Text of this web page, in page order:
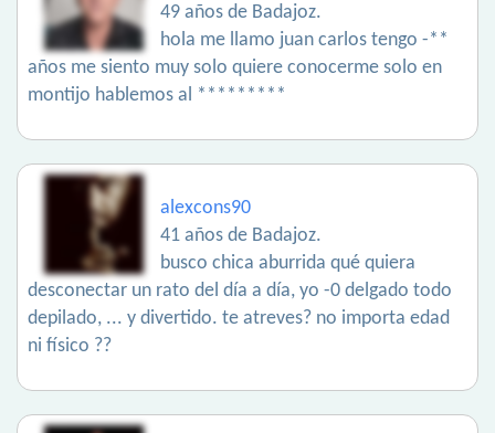
49 años de Badajoz.
hola me llamo juan carlos tengo -**
años me siento muy solo quiere conocerme solo en
montijo hablemos al *********
alexcons90
41 años de Badajoz.
busco chica aburrida qué quiera
desconectar un rato del día a día, yo -0 delgado todo
depilado, ... y divertido. te atreves? no importa edad
ni físico ??